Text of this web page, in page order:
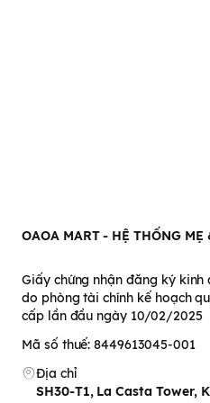
OAOA MART - HỆ THỐNG MẸ
Giấy chứng nhận đăng ký kinh
do phòng tài chính kế hoạch
cấp lần đầu ngày 10/02/2025
Mã số thuế: 8449613045-001
Địa chỉ
SH30-T1, La Casta Tower,